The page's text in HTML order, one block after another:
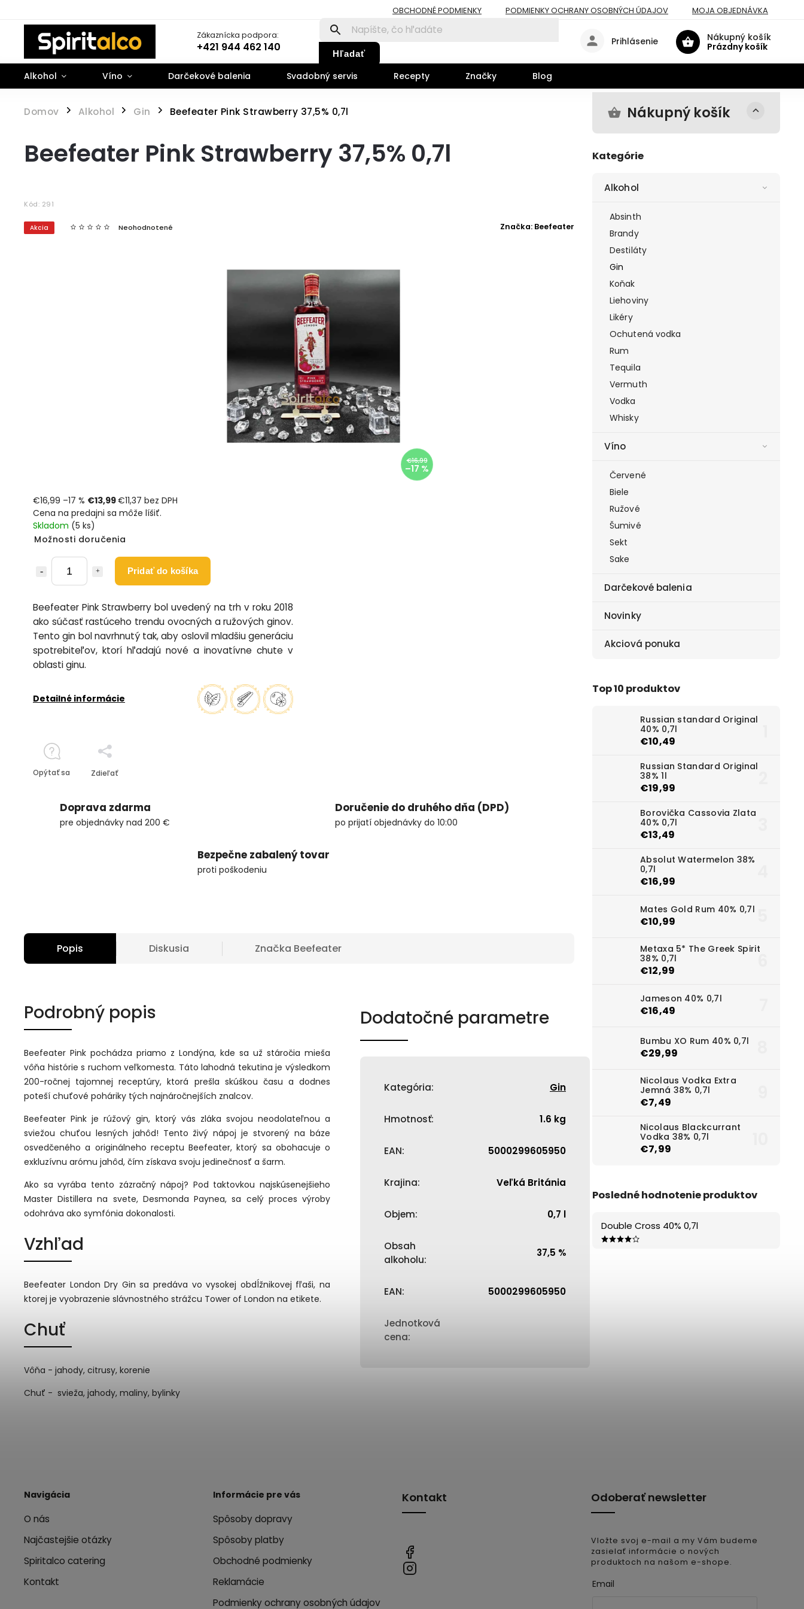
OBCHODNÉ PODMIENKY PODMIENKY OCHRANY OSOBNÝCH ÚDAJOV MOJA OBJEDNÁVKA
Zákaznícka podpora:
+421 944 462 140 Hľadať
Nákupný košík
Prázdny košík
Prihlásenie
Alkohol Víno Darčekové balenia Svadobný servis Recepty Značky Blog
Domov / Alkohol / Gin / Beefeater Pink Strawberry 37,5% 0,7l Nákupný košík
Kategórie
Alkohol
Absinth
Brandy
Destiláty
Gin
Koňak
Liehoviny
Likéry
Ochutená vodka
Rum
Tequila
Vermuth
Vodka
Whisky
Víno
Červené
Biele
Ružové
Šumivé
Sekt
Sake
Darčekové balenia
Novinky
Akciová ponuka
Top 10 produktov
Russian standard Original
40% 0,7l
€10,49
Russian Standard Original
38% 1l
€19,99
Borovička Cassovia Zlata
40% 0,7l
€13,49
Absolut Watermelon 38%
0,7l
€16,99
Mates Gold Rum 40% 0,7l
€10,99
Metaxa 5* The Greek Spirit
38% 0,7l
€12,99
Jameson 40% 0,7l
€16,49
Bumbu XO Rum 40% 0,7l
€29,99
Nicolaus Vodka Extra
Jemná 38% 0,7l
€7,49
Nicolaus Blackcurrant
Vodka 38% 0,7l
€7,99
Posledné hodnotenie produktov
Double Cross 40% 0,7l
Beefeater Pink Strawberry 37,5% 0,7l
Kód: 291
Akcia Neohodnotené Značka: Beefeater
€16,99
–17 %
€16,99 –17 % €13,99€11,37 bez DPH
Cena na predajni sa môže líšiť.
Skladom (5 ks)
Možnosti doručenia
Pridať do košíka
Beefeater Pink Strawberry bol uvedený na trh v roku 2018
ako súčasť rastúceho trendu ovocných a ružových ginov.
Tento gin bol navrhnutý tak, aby oslovil mladšiu generáciu
spotrebiteľov, ktorí hľadajú nové a inovatívne chute v
oblasti ginu.
Detailné informácie
Opýtať sa Zdieľať
Doprava zdarma
pre objednávky nad 200 €
Doručenie do druhého dňa (DPD)
po prijatí objednávky do 10:00
Bezpečne zabalený tovar
proti poškodeniu
Popis Diskusia Značka Beefeater
Podrobný popis
Beefeater Pink pochádza priamo z Londýna, kde sa už stáročia mieša
vôňa histórie s ruchom veľkomesta. Táto lahodná tekutina je výsledkom
200-ročnej tajomnej receptúry, ktorá prešla skúškou času a dodnes
poteší chuťové poháriky tých najnáročnejších znalcov.
Beefeater Pink je rúžový gin, ktorý vás zláka svojou neodolateľnou a
sviežou chuťou lesných jahôd! Tento živý nápoj je stvorený na báze
osvedčeného a originálneho receptu Beefeater, ktorý sa obohacuje o
exkluzívnu arómu jahôd, čím získava svoju jedinečnosť a šarm.
Ako sa vyrába tento zázračný nápoj? Pod taktovkou najskúsenejšieho
Master Distillera na svete, Desmonda Paynea, sa celý proces výroby
odohráva ako symfónia dokonalosti.
Vzhľad
Beefeater London Dry Gin sa predáva vo vysokej obdĺžnikovej fľaši, na
ktorej je vyobrazenie slávnostného strážcu Tower of London na etikete.
Chuť
Vôňa - jahody, citrusy, korenie
Chuť - svieža, jahody, maliny, bylinky
Dodatočné parametre
Kategória: Gin
Hmotnosť: 1.6 kg
EAN: 5000299605950
Krajina: Veľká Británia
Objem: 0,7 l
Obsah
alkoholu:
37,5 %
EAN: 5000299605950
Jednotková
cena:
Navigácia
O nás
Najčastejšie otázky
Spiritalco catering
Kontakt
Informácie pre vás
Spôsoby dopravy
Spôsoby platby
Obchodné podmienky
Reklamácie
Podmienky ochrany osobných údajov
Kontakt Odoberať newsletter
Vložte svoj e-mail a my Vám budeme
zasielať informácie o nových
produktoch na našom e-shope.
Email